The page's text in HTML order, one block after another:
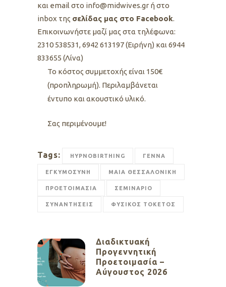
και email στο info@midwives.gr ή στο
inbox της σελίδας μας στο Facebook.
Eπικοινωνήστε μαζί μας στα τηλέφωνα:
2310 538531, 6942 613197 (Ειρήνη) και 6944
833655 (Λίνα)
Το κόστος συμμετοχής είναι 150€
(προπληρωμή). Περιλαμβάνεται
έντυπο και ακουστικό υλικό.
Σας περιμένουμε!
Tags: HYPNOBIRTHING ΓΕΝΝΑ
ΕΓΚΥΜΟΣΥΝΗ ΜΑΙΑ ΘΕΣΣΑΛΟΝΙΚΗ
ΠΡΟΕΤΟΙΜΑΣΙΑ ΣΕΜΙΝΑΡΙΟ
ΣΥΝΑΝΤΗΣΕΙΣ ΦΥΣΙΚΟΣ ΤΟΚΕΤΟΣ
Διαδικτυακή
Προγεννητική
Προετοιμασία –
Αύγουστος 2026